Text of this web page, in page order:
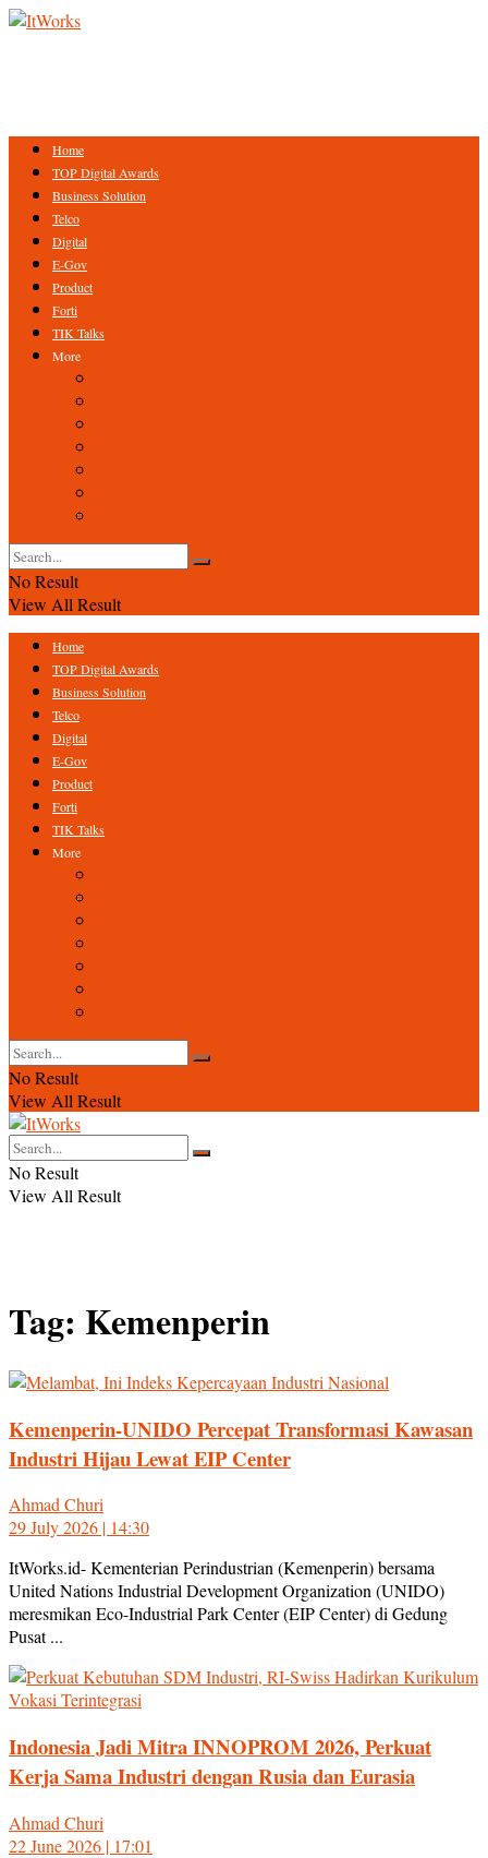
Home
TOP Digital Awards
Business Solution
Telco
Digital
E-Gov
Product
Forti
TIK Talks
More
No Result
View All Result
Home
TOP Digital Awards
Business Solution
Telco
Digital
E-Gov
Product
Forti
TIK Talks
More
No Result
View All Result
No Result
View All Result
Tag: Kemenperin
Kemenperin-UNIDO Percepat Transformasi Kawasan
Industri Hijau Lewat EIP Center
Ahmad Churi
29 July 2026 | 14:30
ItWorks.id- Kementerian Perindustrian (Kemenperin) bersama
United Nations Industrial Development Organization (UNIDO)
meresmikan Eco-Industrial Park Center (EIP Center) di Gedung
Pusat ...
Indonesia Jadi Mitra INNOPROM 2026, Perkuat
Kerja Sama Industri dengan Rusia dan Eurasia
Ahmad Churi
22 June 2026 | 17:01